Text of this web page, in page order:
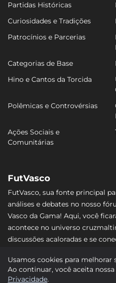
Partidas Históricas
Curiosidades e Tradições
Patrocínios e Parcerias
Categorias de Base
Hino e Cantos da Torcida
Polêmicas e Controvérsias
Ações Sociais e
Comunitárias
FutVasco
FutVasco, sua fonte principal
análises e debates no nosso
Vasco da Gama! Aqui, você
acontece no universo
discussões acaloradas e se
nenhum lance e acompanhe
rumo às vitórias! #Vasco
Usamos cookies para melhorar
Ao continuar, você aceita nossa
Privacidade.